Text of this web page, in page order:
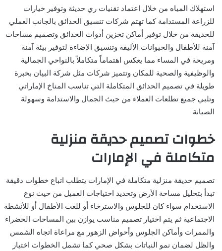
استهلاك المياه من خلال اعتماد تقنيات ري حديثة وتوفير خيارات
للزراعة المستدامة كما تهتم شركات تنسيق الحدائق بالجانب العملي
للحديقة من خلال توفير أماكن تخزين أدوات الحدائق وتصميم مساحات
آمنة للأطفال والحيوانات الأليفة وتنسيق الإضاءة لتوفير بيئة آمنة
ومريحة في المساء مما يعكس اهتماماً متكاملاً بالنواحي الجمالية
والوظيفية والصحية للمكان وتتميز شركات مثل شركة البيان بخبرة
طويلة في تصميم الحدائق المتكاملة التي تناسب المناخ الإماراتي
وتلبي جميع تطلعات العملاء من حيث الجمال والاستدامة وسهولة
الصيانة
خطوات تصميم حديقة منزلية
متكاملة في الإمارات
تصميم حديقة منزلية متكاملة في الإمارات يتطلب اتباع خطوات دقيقة
تبدأ بتحليل مساحة الأرض وتحديد احتياجات العميل من حيث نوع
الاستخدام سواء كان للجلوس والاسترخاء أو للعب الأطفال أو للأنشطة
الاجتماعية ثم يتم اختيار تصميم مناسب يوازن بين المساحات الخضراء
والممرات وأماكن الجلوس وأحواض الزهور مع مراعاة اتجاه الشمس
والظل لضمان نمو النباتات بشكل صحي كما تشمل الخطوات اختيار